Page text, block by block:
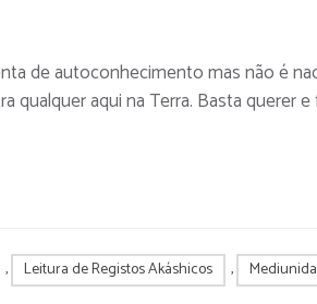
de autoconhecimento mas não é
qualquer aqui na Terra. Basta querer
, Leitura de Registos Akáshicos ,